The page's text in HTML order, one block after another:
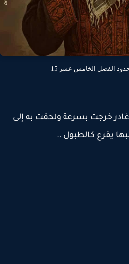
الفصل الخامس عشر 15
خرجت بسرعة ولحقت به إلى
يقرع كالطبول ..